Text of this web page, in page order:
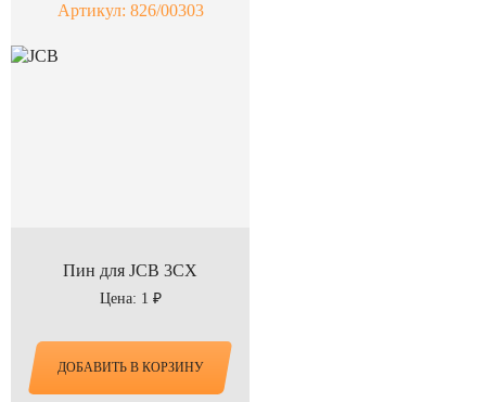
Артикул: 826/00303
Пин для JCB 3CX
Цена: 1 ₽
ДОБАВИТЬ В КОРЗИНУ